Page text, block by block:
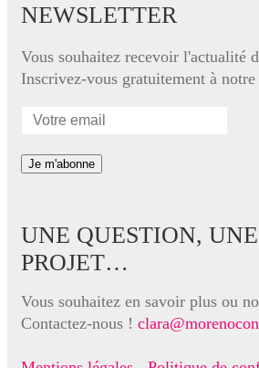
NEWSLETTER
Vous souhaitez recevoir l'actualité
Inscrivez-vous gratuitement à
UNE QUESTION,
PROJET…
Vous souhaitez en savoir plus ou
Contactez-nous !